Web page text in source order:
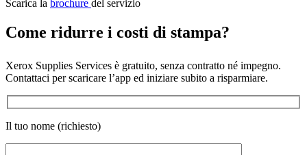
Scarica la brochure del servizio
Come ridurre i costi di stampa?
Xerox Supplies Services è gratuito, senza contratto né impegno.
Contattaci per scaricare l’app ed iniziare subito a risparmiare.
Il tuo nome (richiesto)